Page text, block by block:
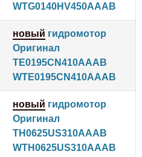
WTG0140HV450AAAB
новый гидромотор
Оригинал
TE0195CN410AAAB
WTE0195CN410AAAB
новый гидромотор
Оригинал
TH0625US310AAAB
WTH0625US310AAAB